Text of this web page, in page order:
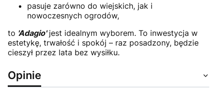
pasuje zarówno do wiejskich, jak i
nowoczesnych ogrodów,
to 'Adagio'jest idealnym wyborem. To inwestycja w
estetykę, trwałość i spokój – raz posadzony, będzie
cieszył przez lata bez wysiłku.
Opinie